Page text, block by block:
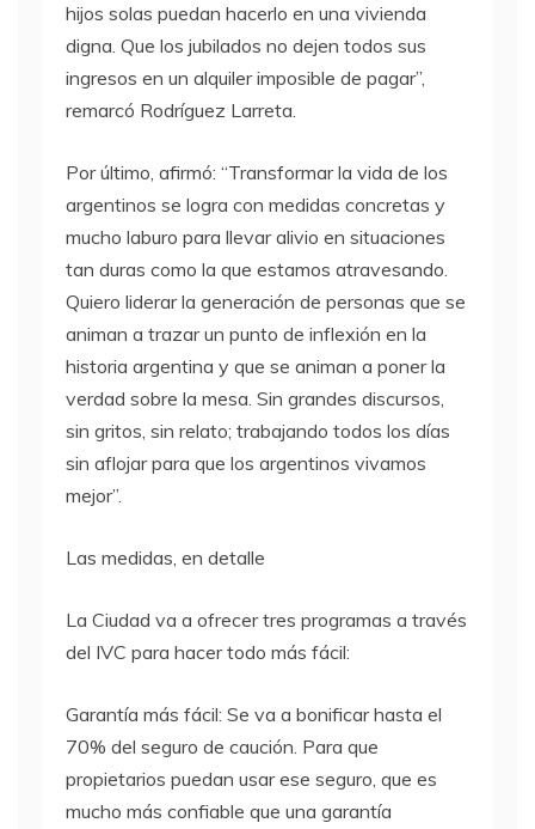
hijos solas puedan hacerlo en una vivienda
digna. Que los jubilados no dejen todos sus
ingresos en un alquiler imposible de pagar”,
remarcó Rodríguez Larreta.
Por último, afirmó: “Transformar la vida de los
argentinos se logra con medidas concretas y
mucho laburo para llevar alivio en situaciones
tan duras como la que estamos atravesando.
Quiero liderar la generación de personas que se
animan a trazar un punto de inflexión en la
historia argentina y que se animan a poner la
verdad sobre la mesa. Sin grandes discursos,
sin gritos, sin relato; trabajando todos los días
sin aflojar para que los argentinos vivamos
mejor”.
Las medidas, en detalle
La Ciudad va a ofrecer tres programas a través
del IVC para hacer todo más fácil:
Garantía más fácil: Se va a bonificar hasta el
70% del seguro de caución. Para que
propietarios puedan usar ese seguro, que es
mucho más confiable que una garantía